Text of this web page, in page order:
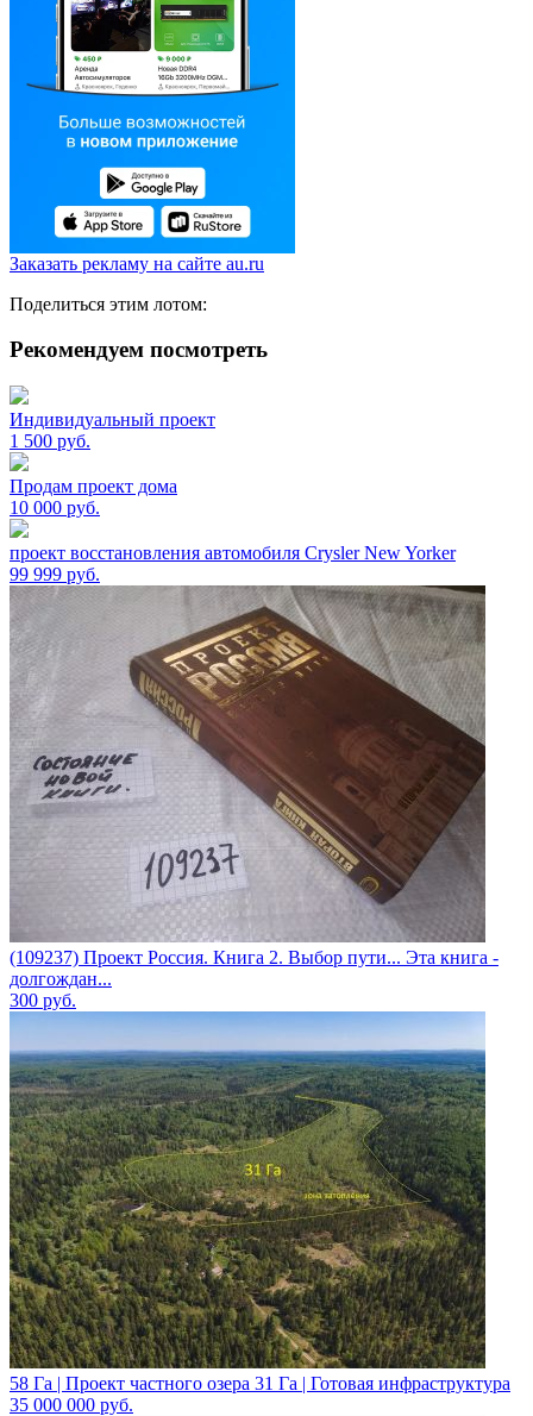
Заказать рекламу на сайте au.ru
Поделиться этим лотом:
Рекомендуем посмотреть
Индивидуальный проект
1 500 руб.
Продам проект дома
10 000 руб.
проект восстановления автомобиля Crysler New Yorker
99 999 руб.
(109237) Проект Россия. Книга 2. Выбор пути... Эта книга -
долгождан...
300 руб.
58 Га | Проект частного озера 31 Га | Готовая инфраструктура
35 000 000 руб.